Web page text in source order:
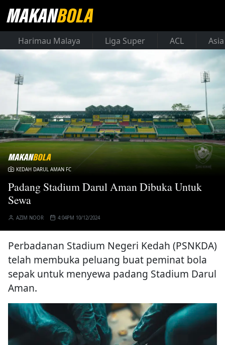
Harimau Malaya Liga Super ACL
KEDAH DARUL AMAN FC
Padang Stadium Darul Aman Dibuka Untuk
Sewa
AZIM NOOR 4:04PM 10/12/2024
Perbadanan Stadium Negeri Kedah (PSNKDA)
telah membuka peluang buat peminat bola
sepak untuk menyewa padang Stadium Darul
Aman.